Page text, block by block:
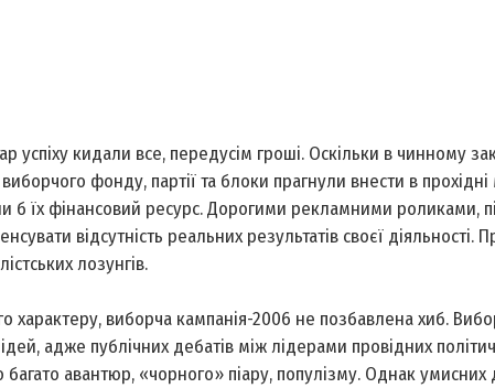
успіху кидали все, передусім гроші. Оскільки в чинному
фонду, партії та блоки прагнули внести в прохідні
б їх фінансовий ресурс. Дорогими рекламними роликами,
відсутність реальних результатів своєї діяльності.
лозунгів.
характеру, виборча кампанія-2006 не позбавлена хиб.
адже публічних дебатів між лідерами провідних
авантюр, «чорного» піару, популізму. Однак умисних